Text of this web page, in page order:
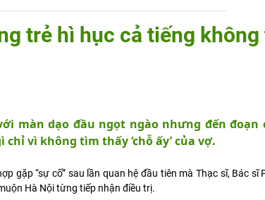
trẻ hì hục cả tiếng
màn dạo đầu ngọt ngào nhưng đến đoạn
vì không tìm thấy ‘chỗ ấy’ của vợ.
gặp “sự cố” sau lần quan hệ đầu tiên mà Thạc sĩ, Bác sĩ
Hà Nội từng tiếp nhận điều trị.